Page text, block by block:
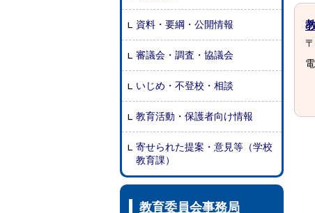
資料・要綱・公開情報
審議会・調査・協議会
いじめ・不登校・相談
教育活動・保護者向け情報
寄せられた提案・意見等（学校
教育課）
教育委員会事務局